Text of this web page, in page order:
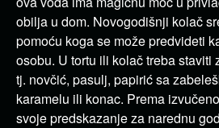
obilja u dom. Novogodišnji kolač
pomoću koga se može predvideti
osobu. U tortu ili kolač treba staviti
tj. novčić, pasulj, papirić sa
karamelu ili konac. Prema
svoje predskazanje za narednu